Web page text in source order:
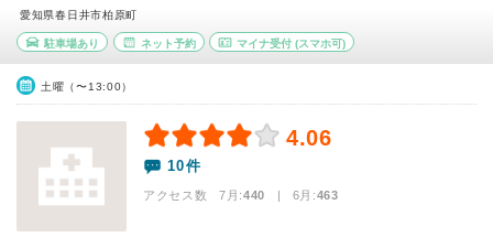
愛知県春日井市柏原町
駐車場あり ネット予約 マイナ受付 (スマホ可)
土曜（〜13:00）
4.06
10件
アクセス数 7月:440 | 6月:463